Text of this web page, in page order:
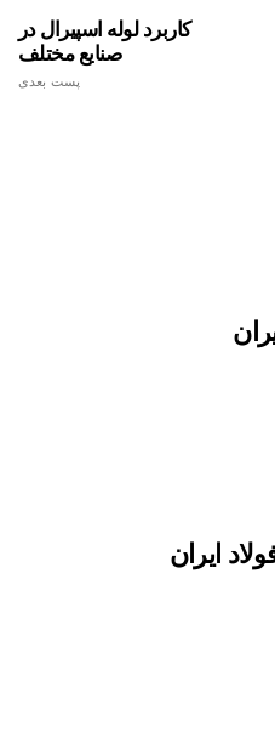
کاربرد لوله اسپیرال در
صنایع مختلف
پست بعدی
ایران